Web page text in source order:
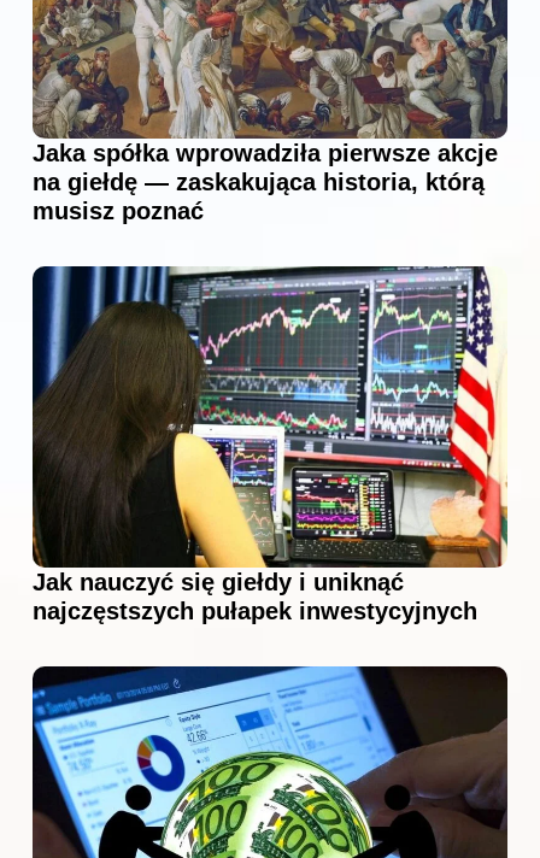
Jaka spółka wprowadziła pierwsze akcje
na giełdę — zaskakująca historia, którą
musisz poznać
Jak nauczyć się giełdy i uniknąć
najczęstszych pułapek inwestycyjnych